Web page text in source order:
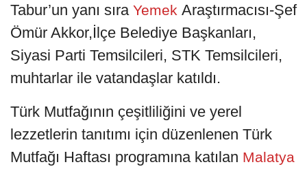
Tabur’un yanı sıra Yemek Araştırmacısı-Şef
Ömür Akkor,İlçe Belediye Başkanları,
Siyasi Parti Temsilcileri, STK Temsilcileri,
muhtarlar ile vatandaşlar katıldı.
Türk Mutfağının çeşitliliğini ve yerel
lezzetlerin tanıtımı için düzenlenen Türk
Mutfağı Haftası programına katılan Malatya